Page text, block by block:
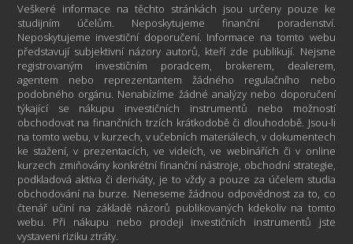
Veškeré informace na těchto stránkách jsou určeny pouze ke
studijním účelům. Neposkytujeme finanční poradenství.
Neposkytujeme investiční doporučení. Informace na tomto webu
představují subjektivní názory autorů, kteří zde publikují. Nejsme
registrovaným investičním poradcem, brokerem, dealerem,
agentem nebo reprezentantem žádného regulačního nebo
podobného orgánu. Nenabízíme žádné analýzy nebo doporučení
týkající se nákupu investičních instrumentů nebo možností
obchodovat na finančních trzích krátkodobě či dlouhodobě. Jsou-li
na tomto webu, v kurzech, v učebních materiálech, v dokumentech
ke stažení, v prezentacích, ve videích, ve webinářích či v online
kurzech zmiňovány konkrétní finanční nástroje, obchodní strategie,
podkladová aktiva či deriváty, je to vždy a pouze za účelem studia
obchodování na burze. Neneseme žádnou odpovědnost za to, co
čtenář učiní na základě názorů publikovaných kdekoliv na tomto
webu. Při nákupu nebo prodeji investičních instrumentů jste
vystaveni riziku ztráty.